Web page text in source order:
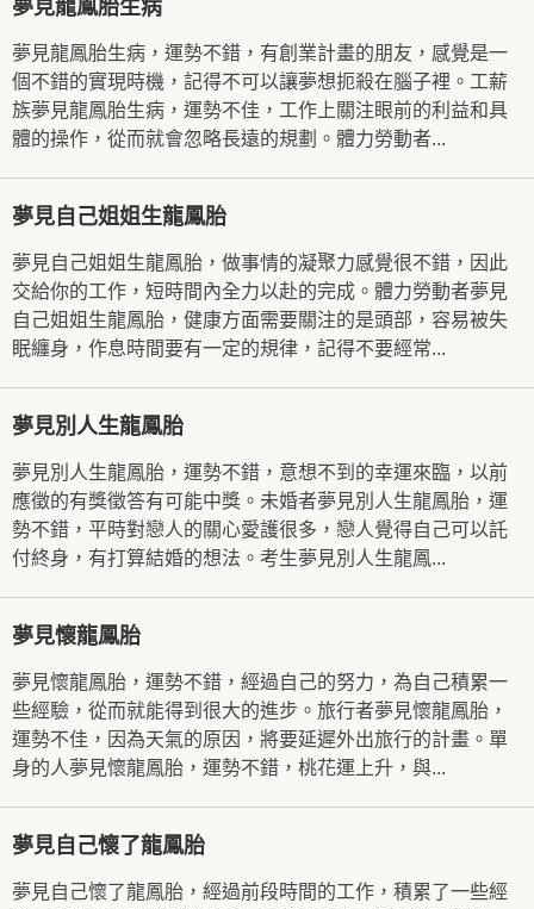
夢見龍鳳胎生病
夢見龍鳳胎生病，運勢不錯，有創業計畫的朋友，感覺是一
個不錯的實現時機，記得不可以讓夢想扼殺在腦子裡。工薪
族夢見龍鳳胎生病，運勢不佳，工作上關注眼前的利益和具
體的操作，從而就會忽略長遠的規劃。體力勞動者...
夢見自己姐姐生龍鳳胎
夢見自己姐姐生龍鳳胎，做事情的凝聚力感覺很不錯，因此
交給你的工作，短時間內全力以赴的完成。體力勞動者夢見
自己姐姐生龍鳳胎，健康方面需要關注的是頭部，容易被失
眠纏身，作息時間要有一定的規律，記得不要經常...
夢見別人生龍鳳胎
夢見別人生龍鳳胎，運勢不錯，意想不到的幸運來臨，以前
應徵的有獎徵答有可能中獎。未婚者夢見別人生龍鳳胎，運
勢不錯，平時對戀人的關心愛護很多，戀人覺得自己可以託
付終身，有打算結婚的想法。考生夢見別人生龍鳳...
夢見懷龍鳳胎
夢見懷龍鳳胎，運勢不錯，經過自己的努力，為自己積累一
些經驗，從而就能得到很大的進步。旅行者夢見懷龍鳳胎，
運勢不佳，因為天氣的原因，將要延遲外出旅行的計畫。單
身的人夢見懷龍鳳胎，運勢不錯，桃花運上升，與...
夢見自己懷了龍鳳胎
夢見自己懷了龍鳳胎，經過前段時間的工作，積累了一些經